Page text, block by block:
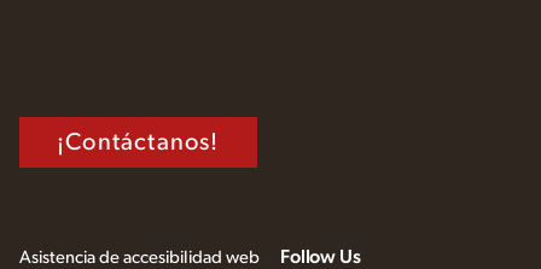
¡Contáctanos!
Asistencia de accesibilidad web
Follow Us